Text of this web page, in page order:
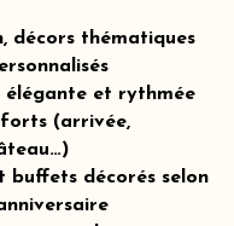
décors thématiques
élégante et rythmée
forts (arrivée,
buffets décorés selon